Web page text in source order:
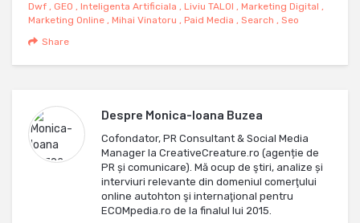
Dwf , GEO , Inteligenta Artificiala , Liviu TALOI , Marketing Digital ,
Marketing Online , Mihai Vinatoru , Paid Media , Search , Seo
Share
Despre Monica-Ioana Buzea
Cofondator, PR Consultant & Social Media
Manager la CreativeCreature.ro (agenție de
PR și comunicare). Mă ocup de ştiri, analize și
interviuri relevante din domeniul comerţului
online autohton şi internaţional pentru
ECOMpedia.ro de la finalul lui 2015.